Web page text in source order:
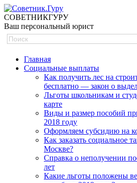
СОВЕТНИКГУРУ
Ваш персональный юрист
Главная
Социальные выплаты
Как получить лес на
бесплатно — закон о
Льготы школьникам и
карте
Виды и размер пособий
2018 году
Оформляем субсидию на
Как заказать социальное
Москве?
Справка о неполучении
лет
Какие льготы положены